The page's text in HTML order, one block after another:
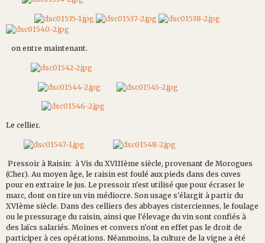
on entre maintenant.
Le cellier.
Pressoir à Raisin: à Vis du XVIIIème siècle, provenant de Morogues
(Cher). Au moyen âge, le raisin est foulé aux pieds dans des cuves
pour en extraire le jus. Le pressoir n'est utilisé que pour écraser le
marc, dont on tire un vin médiocre. Son usage s'élargit à partir du
XVIème siècle. Dans des celliers des abbayes cisterciennes, le foulage
ou le pressurage du raisin, ainsi que l'élevage du vin sont confiés à
des laïcs salariés. Moines et convers n'ont en effet pas le droit de
participer à ces opérations. Néanmoins, la culture de la vigne a été